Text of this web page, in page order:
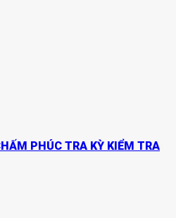
PHÚC TRA KỲ KIỂM TRA